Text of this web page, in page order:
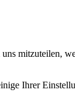
mitzuteilen,
Ihrer